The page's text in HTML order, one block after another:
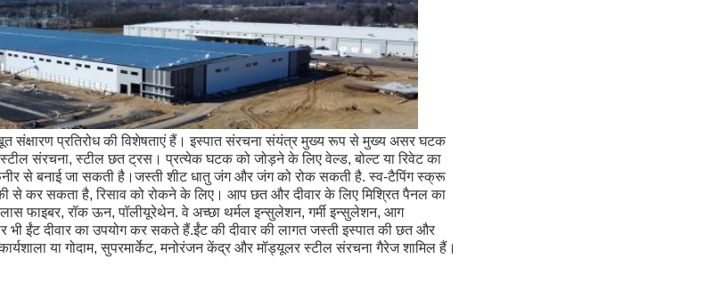
प्रस्तुत
संक्षारण प्रतिरोध की विशेषताएं हैं। इस्पात संरचना संयंत्र मुख्य रूप से मुख्य असर घटक
स्टील संरचना, स्टील छत ट्रस। प्रत्येक घटक को जोड़ने के लिए वेल्ड, बोल्ट या रिवेट का
से बनाई जा सकती है।जस्ती शीट धातु जंग और जंग को रोक सकती है. स्व-टैपिंग स्क्रू
से कर सकता है, रिसाव को रोकने के लिए। आप छत और दीवार के लिए मिश्रित पैनल का
फाइबर, रॉक ऊन, पॉलीयूरेथेन. वे अच्छा थर्मल इन्सुलेशन, गर्मी इन्सुलेशन, आग
ईंट दीवार का उपयोग कर सकते हैं.ईंट की दीवार की लागत जस्ती इस्पात की छत और
या गोदाम, सुपरमार्केट, मनोरंजन केंद्र और मॉड्यूलर स्टील संरचना गैरेज शामिल हैं।